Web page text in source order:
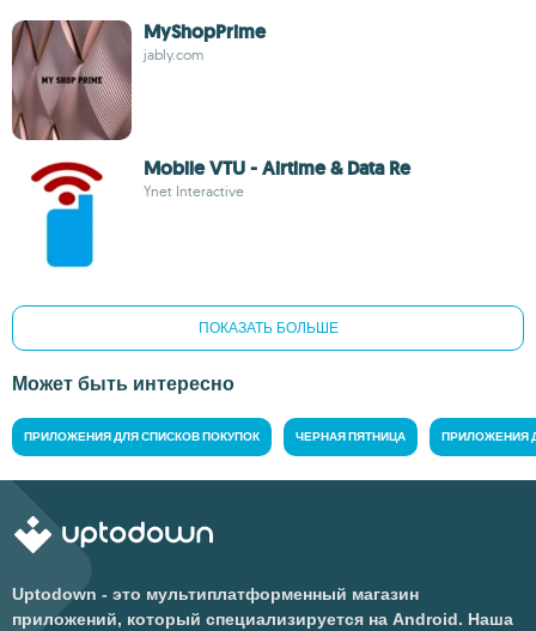
MyShopPrime
jably.com
Mobile VTU - Airtime & Data Re
Ynet Interactive
ПОКАЗАТЬ БОЛЬШЕ
Может быть интересно
ПРИЛОЖЕНИЯ ДЛЯ СПИСКОВ ПОКУПОК ЧЕРНАЯ ПЯТНИЦА ПРИЛОЖЕНИЯ
Uptodown - это мультиплатформенный магазин
приложений, который специализируется на Android. Наша